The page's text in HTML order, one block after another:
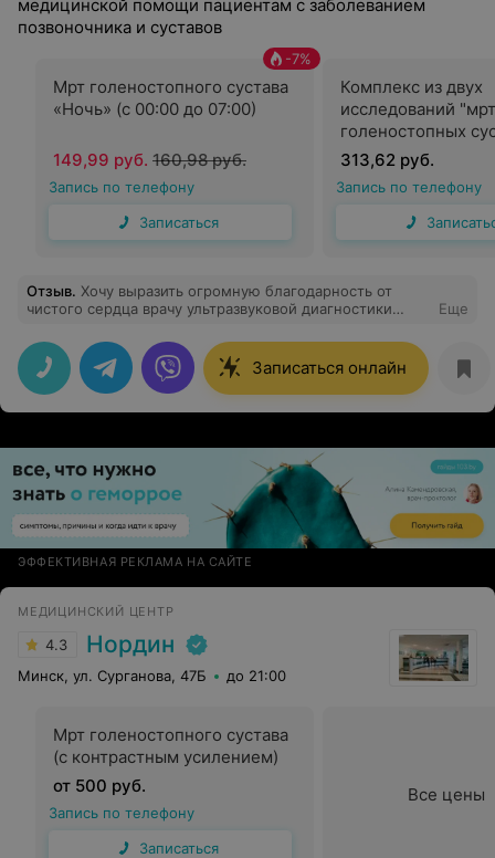
медицинской помощи пациентам с заболеванием
позвоночника и суставов
Мрт голеностопного сустава
«Ночь» (с 00:00 до 07:00)
-7%
149,99 руб. 160,98 руб.
Запись по телефону
Записаться
Комплекс из двух
исследований
голеностопных
«Ночь» (с 00:00 до
313,62 руб.
Запись по телефону
Отзыв. Хочу выразить огромную благодарность от
чистого сердца врачу ультразвуковой диагностики
внимательное отношение, а также за уделённое время
для сравнения результата МРТ головного мозга и
сосудов с предыдущим МРТ сделанным три года назад
в другом месте. Это помогло разобраться в истинной
причине головной боли и исключения неверного
клинике успехов и высоких результатов!
Еще
Записаться онлайн
ЭФФЕКТИВНАЯ РЕКЛАМА НА САЙТЕ
МЕДИЦИНСКИЙ ЦЕНТР
4.3 Нордин
Минск, ул. Сурганова, 47Б до 21:00
Мрт голеностопного сустава
(с контрастным усилением)
от 500 руб.
Запись по телефону
Записаться
Все цены